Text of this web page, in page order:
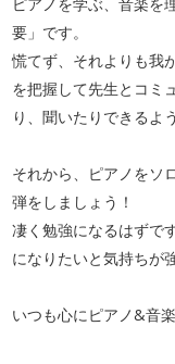
要」です。
慌てず、それよりも我
を把握して先生とコミ
り、聞いたりできるよ
それから、ピアノをソ
弾をしましょう！
凄く勉強になるはずで
になりたいと気持ちが
いつも心にピアノ&音